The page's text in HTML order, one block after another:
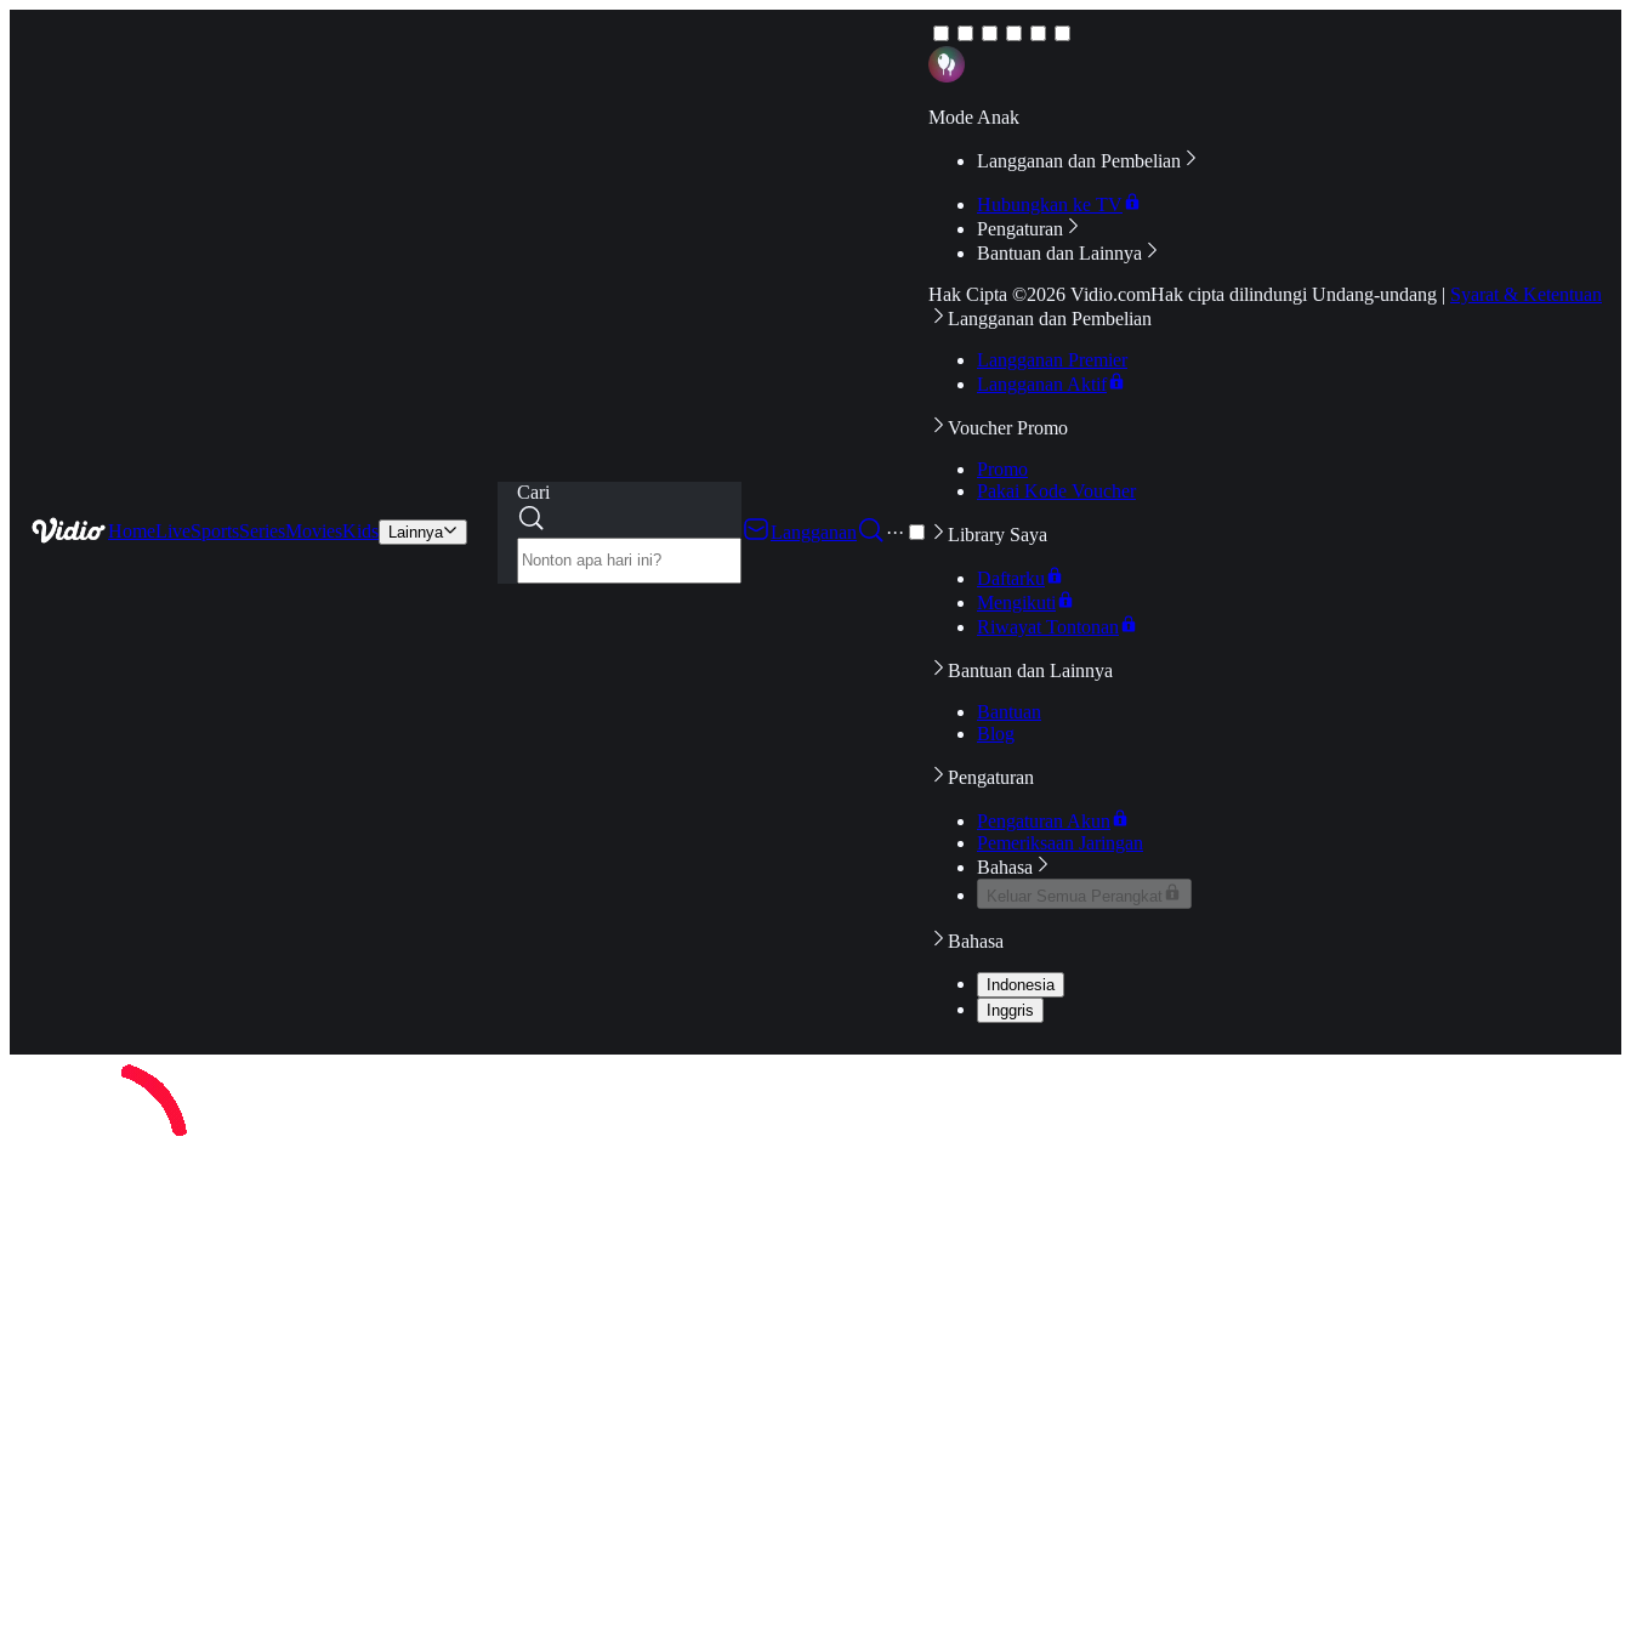
HomeLiveSportsSeriesMoviesKids Lainnya
Cari
Langganan
···
Mode Anak
Langganan dan Pembelian
Hubungkan ke TV
Pengaturan
Bantuan dan Lainnya
Hak Cipta ©2026 Vidio.comHak cipta dilindungi Undang-undang | Syarat & Ketentuan
Langganan dan Pembelian
Langganan Premier
Langganan Aktif
Voucher Promo
Promo
Pakai Kode Voucher
Library Saya
Daftarku
Mengikuti
Riwayat Tontonan
Bantuan dan Lainnya
Bantuan
Blog
Pengaturan
Pengaturan Akun
Pemeriksaan Jaringan
Bahasa
Keluar Semua Perangkat
Bahasa
Indonesia
Inggris